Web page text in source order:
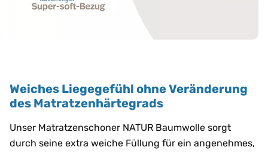
Weiches Liegegefühl ohne Veränderung
des Matratzenhärtegrads
Unser Matratzenschoner NATUR Baumwolle sorgt
durch seine extra weiche Füllung für ein angenehmes,